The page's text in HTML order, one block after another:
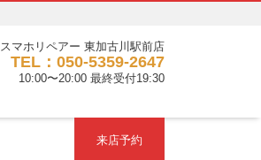
スマホリペアー 東加古川駅前店
TEL：050-5359-2647
10:00〜20:00 最終受付19:30
来店予約